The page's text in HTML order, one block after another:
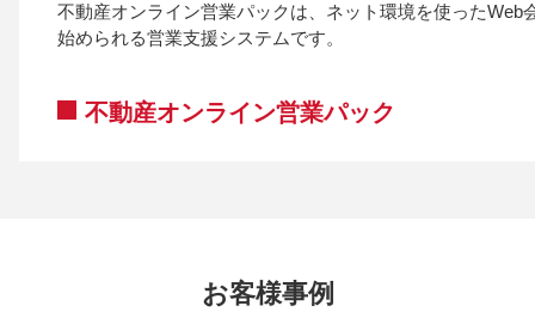
不動産オンライン営業パックは、ネット環境を使った
始められる営業支援システムです。
不動産オンライン営業パック
お客様事例